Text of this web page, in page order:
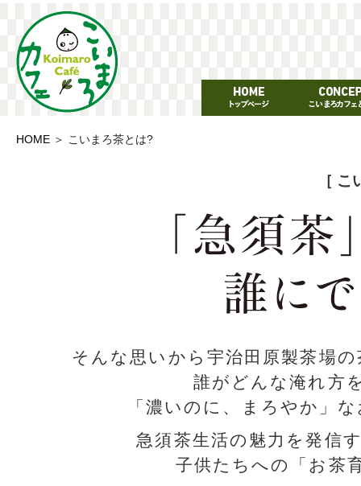
HOME ＞ こいまろ茶とは?
［
そんな思いから宇治田原製茶場
誰がどんな淹れ方
「濃いのに、まろやか」
急須茶生活の魅力を発信
子供たちへの「お茶